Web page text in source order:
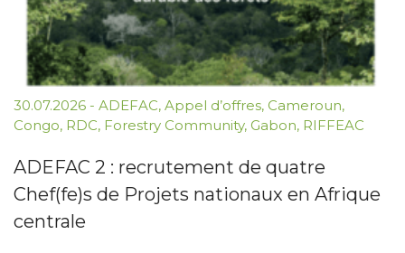
30.07.2026 - ADEFAC, Appel d’offres, Cameroun,
Congo, RDC, Forestry Community, Gabon, RIFFEAC
ADEFAC 2 : recrutement de quatre
Chef(fe)s de Projets nationaux en Afrique
centrale